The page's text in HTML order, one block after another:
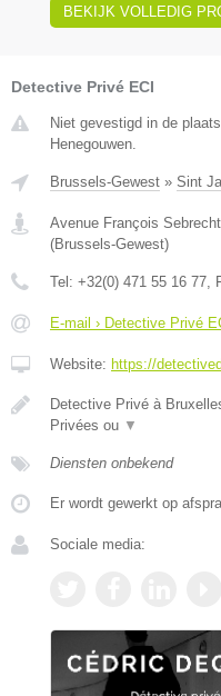
BEKIJK VOLLEDIG
Detective Privé ECI
Niet gevestigd in de
Henegouwen.
Brussels-Gewest » Sint
Avenue François
(Brussels-Gewest)
Tel: +32(0) 471 55 16 77 ,
E-mail › Detective Privé
Website: https://
Detective Privé à
Privées ou ▼
Diensten onbekend
Er wordt gewerkt op
Sociale media: